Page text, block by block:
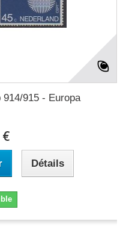
915 - Europa
Détails